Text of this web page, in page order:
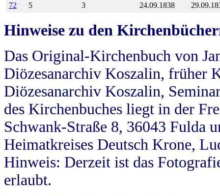
72
5 3 24.09.1838
Hinweise zu den
Das Original-Kirchenbuch von
Diözesanarchiv Koszalin, früher
Diözesanarchiv Koszalin,
des Kirchenbuches liegt in der
Schwank-Straße 8, 36043 Fulda
Heimatkreises Deutsch Krone,
Hinweis: Derzeit ist das
erlaubt.